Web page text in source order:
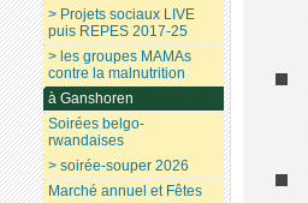
> Projets sociaux LIVE
puis REPES 2017-25
> les groupes MAMAs
contre la malnutrition
à Ganshoren
Soirées belgo-
rwandaises
> soirée-souper 2026
Marché annuel et Fêtes